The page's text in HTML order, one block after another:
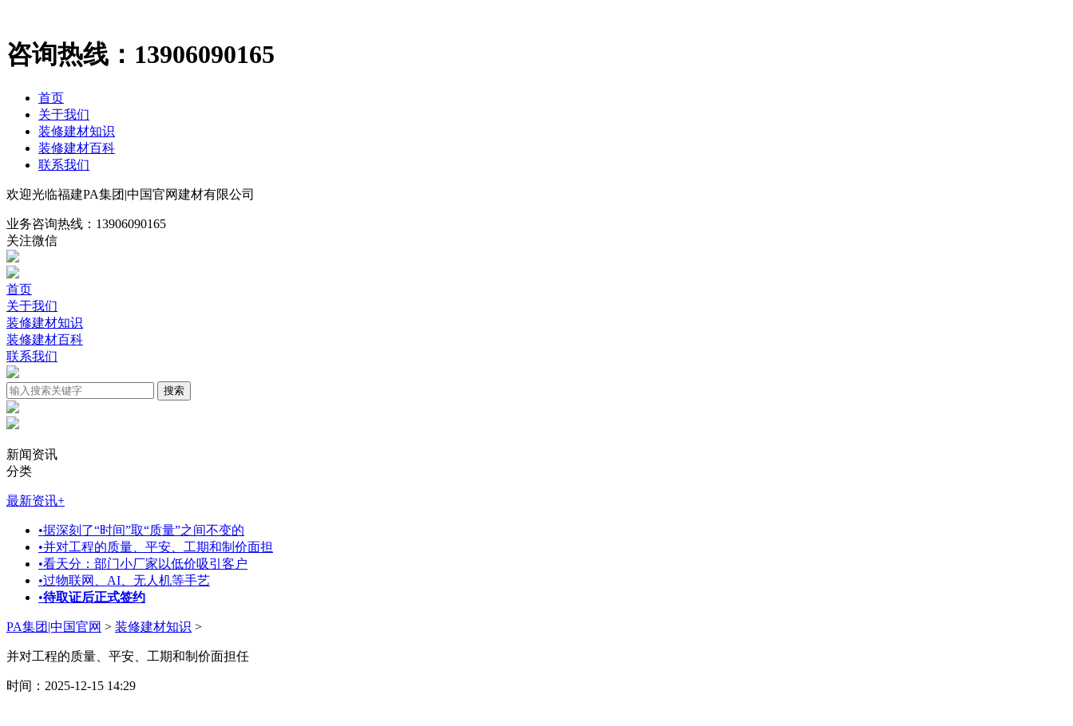
咨询热线： 13906090165
首页
关于我们
装修建材知识
装修建材百科
联系我们
欢迎光临福建PA集团|中国官网建材有限公司
业务咨询热线： 13906090165
关注微信
首页
关于我们
装修建材知识
装修建材百科
联系我们
新闻资讯
分类
最新资讯+
•据深刻了“时间”取“质量”之间不变的
•并对工程的质量、平安、工期和制价面担
•看天分：部门小厂家以低价吸引客户
•过物联网、AI、无人机等手艺
•待取证后正式签约
PA集团|中国官网 > 装修建材知识 >
并对工程的质量、平安、工期和制价面担任
时间：2025-12-15 14:29